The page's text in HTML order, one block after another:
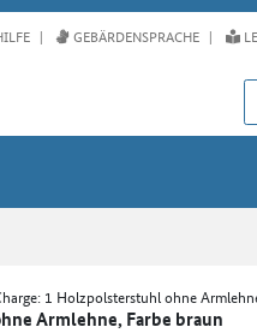
GEBÄRDENSPRACHE
1 Holzpolsterstuhl ohne
Armlehne, Farbe braun